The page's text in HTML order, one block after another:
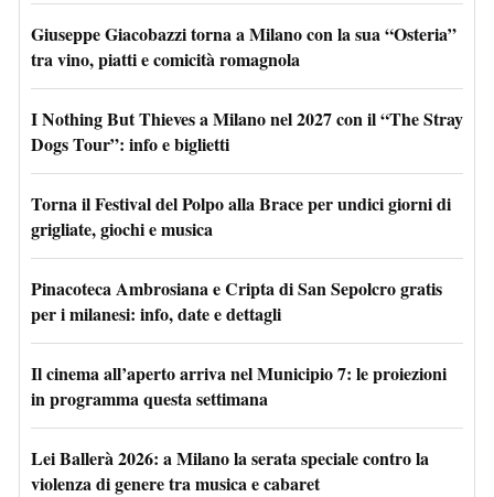
Giuseppe Giacobazzi torna a Milano con la sua “Osteria”
tra vino, piatti e comicità romagnola
I Nothing But Thieves a Milano nel 2027 con il “The Stray
Dogs Tour”: info e biglietti
Torna il Festival del Polpo alla Brace per undici giorni di
grigliate, giochi e musica
Pinacoteca Ambrosiana e Cripta di San Sepolcro gratis
per i milanesi: info, date e dettagli
Il cinema all’aperto arriva nel Municipio 7: le proiezioni
in programma questa settimana
Lei Ballerà 2026: a Milano la serata speciale contro la
violenza di genere tra musica e cabaret